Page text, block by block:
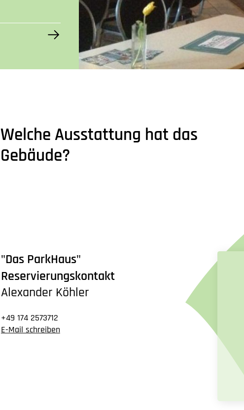
Welche Ausstattung hat das
Gebäude?
"Das ParkHaus"
Reservierungskontakt
Alexander Köhler
+49 174 2573712
E-Mail schreiben